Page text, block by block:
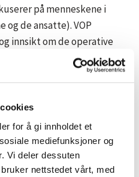
for å gi innholdet et
mediefunksjoner og
Vi deler dessuten
nettstedet vårt, med
på menneskene i
og de ansatte). VOP
innsikt om de operative
i kundereisen. Det er
fra kundene dine. Hvordan
de at smertepunktene i
kan hentes fra
kundeundersøkelser.